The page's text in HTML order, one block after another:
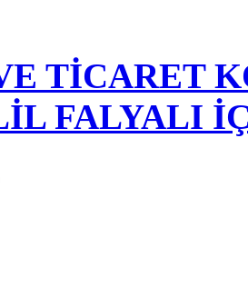
TİCARET
FALYALI